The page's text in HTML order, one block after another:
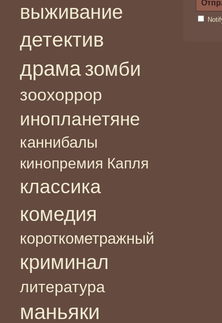
выживание
детектив
драма зомби
зоохоррор
инопланетяне
каннибалы
кинопремия Капля
классика
комедия
короткометражный
криминал
литература
маньяки